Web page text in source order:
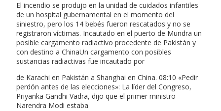
El incendio se produjo en la unidad de cuidados infantiles
de un hospital gubernamental en el momento del
siniestro, pero los 14 bebés fueron rescatados y no se
registraron víctimas. Incautado en el puerto de Mundra un
posible cargamento radiactivo procedente de Pakistán y
con destino a ChinaUn cargamento con posibles
sustancias radiactivas fue incautado por
de Karachi en Pakistán a Shanghai en China. 08:10 «Pedir
perdón antes de las elecciones»: La líder del Congreso,
Priyanka Gandhi Vadra, dijo que el primer ministro
Narendra Modi estaba